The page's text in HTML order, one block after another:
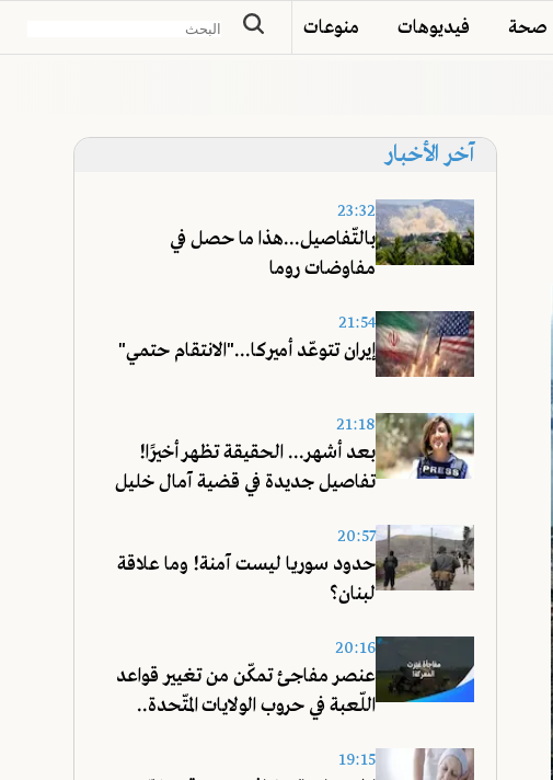
صحة فيديوهات منوعات
آخر الأخبار
23:32
بالتّفاصيل...هذا ما حصل في
مفاوضات روما
21:54
إيران تتوعّد أميركا..."الانتقام حتمي"
21:18
بعد أشهر... الحقيقة تظهر أخيرًا!
تفاصيل جديدة في قضية آمال خليل
20:57
حدود سوريا ليست آمنة! وما علاقة
لبنان؟
20:16
عنصر مفاجئ تمكّن من تغيير قواعد
اللّعبة في حروب الولايات المتّحدة..
19:15